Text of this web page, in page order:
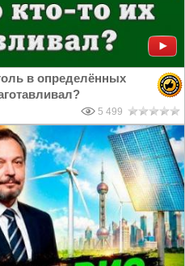
в определённых
5 499